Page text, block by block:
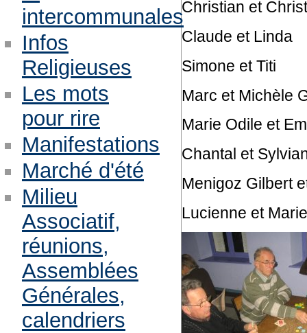
Christian et
Claude et Linda
Simone et Titi
Marc et Michèle
Marie Odile et
Chantal et
Menigoz Gilbert
Lucienne et
intercommunales
Infos
Religieuses
Les mots
pour rire
Manifestations
Marché d'été
Milieu
Associatif,
réunions,
Assemblées
Générales,
calendriers